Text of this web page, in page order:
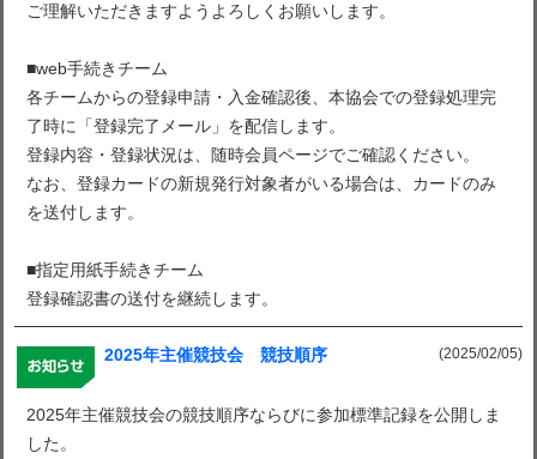
ご理解いただきますようよろしくお願いします。
■web手続きチーム
各チームからの登録申請・入金確認後、本協会での登録処理完
了時に「登録完了メール」を配信します。
登録内容・登録状況は、随時会員ページでご確認ください。
なお、登録カードの新規発行対象者がいる場合は、カードのみ
を送付します。
■指定用紙手続きチーム
登録確認書の送付を継続します。
(2025/02/05)
2025年主催競技会 競技順序
2025年主催競技会の競技順序ならびに参加標準記録を公開しま
した。